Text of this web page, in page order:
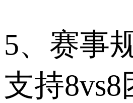
5、赛事
支持8vs8